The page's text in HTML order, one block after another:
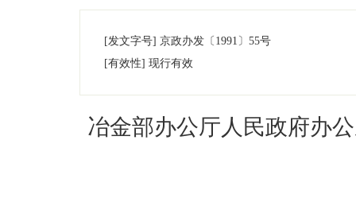
党中央精神
[发文字号] 京政办发 〔1991〕 55号
[有效性] 现行有效
冶金部办公厅人民政府办